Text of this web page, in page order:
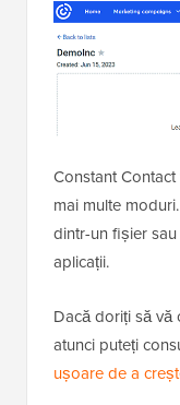
Constant
mai multe
dintr-un fișier
aplicații.
Dacă doriți să vă
atunci puteți
ușoare de a